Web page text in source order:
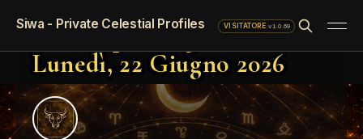
Siwa - Private Celestial Profiles VISITATORE·v1.0.69
Oroscopo del giorno
Lunedì, 22 Giugno 2026